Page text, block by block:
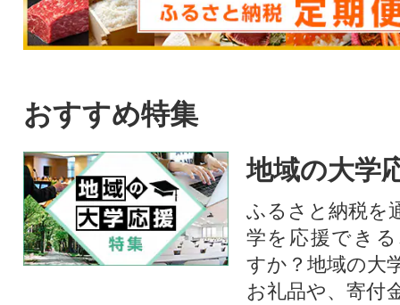
おすすめ特集
地域の大学
ふるさと納税を
学を応援でき
すか？地域の大
お礼品や、寄付